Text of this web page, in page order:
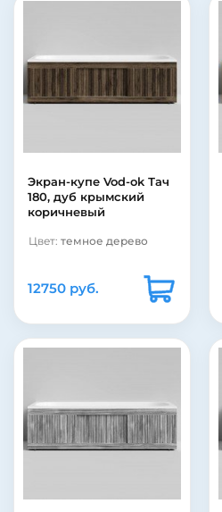
Экран-купе Vod-ok Тач
180, дуб крымский
коричневый
Цвет: темное дерево
12750 руб.